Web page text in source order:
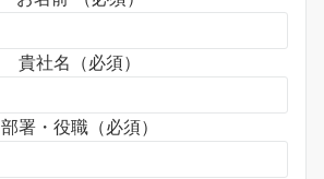
貴社名（必須）
部署・役職（必須）